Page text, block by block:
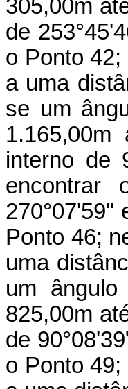
305,00m
de
o Ponto
a uma
se um
interno de
encontrar
270°07'59"
Ponto 46;
uma
um
825,00m
de
o Ponto